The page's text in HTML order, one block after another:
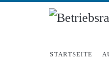
STARTSEITE